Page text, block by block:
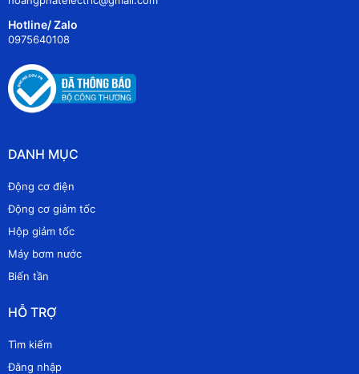
Hotline/ Zalo
0975640108
DANH MỤC
Động cơ điện
Động cơ giảm tốc
Hộp giảm tốc
Máy bơm nước
Biến tần
HỖ TRỢ
Tìm kiếm
Đăng nhập